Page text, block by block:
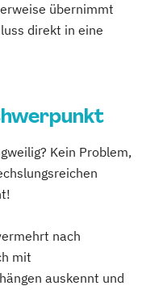
übernimmt
direkt in eine
Kein Problem,
nach
mit
auskennt und